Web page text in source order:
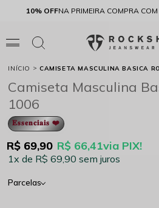
R$299,90 SUL E SUDESTE 10% OFF
INÍCIO CAMISETA MASCULINA BASICA
Camiseta Masculina
1006
𝐄𝐬𝐬𝐞𝐧𝐜𝐢𝐚𝐢𝐬 ❤️
R$ 66,41via PIX!
R$ 69,90
1x R$ 69,90sem juros
Parcelas